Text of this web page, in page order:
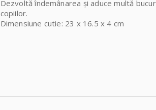
Dezvoltă îndemânarea și aduce multă
copiilor.
Dimensiune cutie: 23 x 16.5 x 4 cm